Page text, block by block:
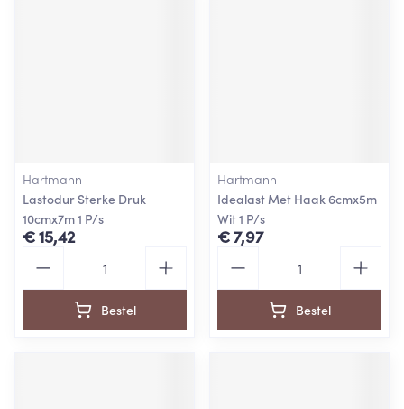
Hartmann
Lastodur Sterke Druk
10cmx7m 1 P/s
€ 15,42
Bestel
Hartmann
Idealast Met Haak 6cmx5m
Wit 1 P/s
€ 7,97
Bestel